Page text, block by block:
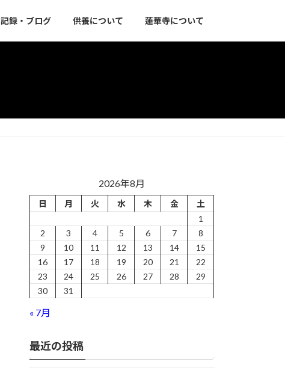
記録・ブログ 供養について 蓮華寺について
2026年8月
日 月 火 水 木 金
土
1
2
3 4 5 6 7
8
9
10 11 12 13 14
15
16
17 18 19 20 21
22
23
24 25 26 27 28
29
30
31
« 7月
最近の投稿